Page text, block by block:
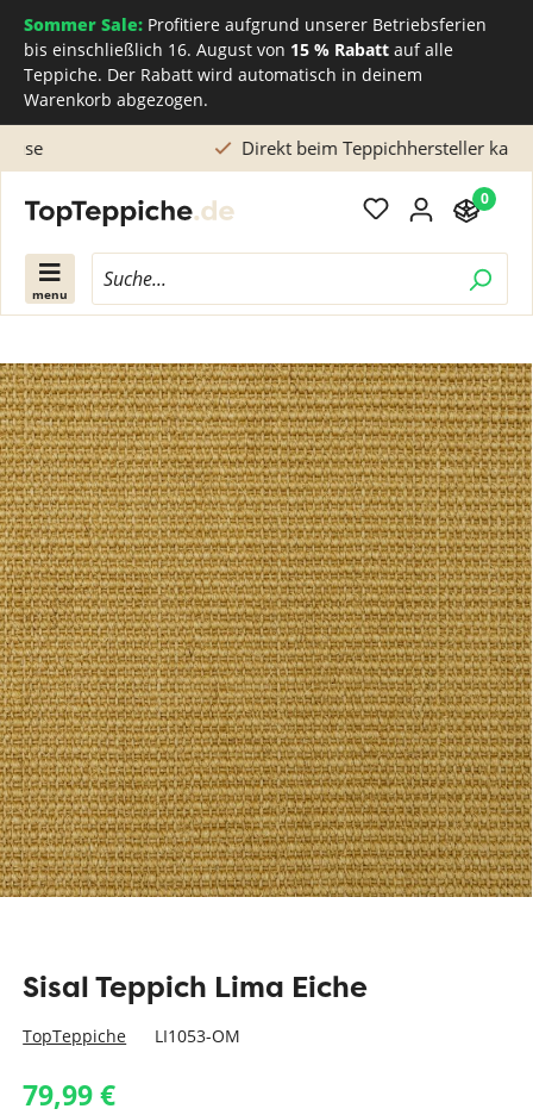
Sommer Sale: Profitiere aufgrund unserer Betriebsferien
bis einschließlich 16. August von 15 % Rabatt auf alle
Teppiche. Der Rabatt wird automatisch in deinem
Warenkorb abgezogen.
Direkt beim Teppichhersteller kaufen
menu
0
Sisal Teppich Lima Eiche
TopTeppiche LI1053-OM
79,99 €